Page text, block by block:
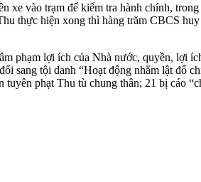
vào trạm để kiểm tra hành chính,
thực hiện xong thì hàng trăm CBCS
phạm lợi ích của Nhà nước, quyền, lợi
sang tội danh “Hoạt động nhằm lật đổ
phạt Thu tù chung thân; 21 bị cáo